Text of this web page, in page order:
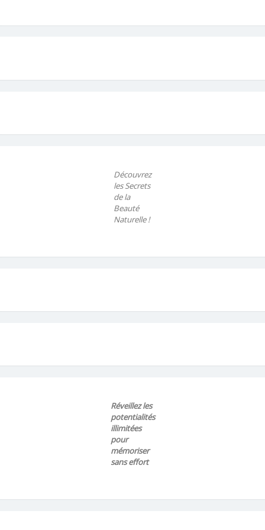
Découvrez
les Secrets
de la
Beauté
Naturelle !
Réveillez les
potentialités
illimitées
pour
mémoriser
sans effort